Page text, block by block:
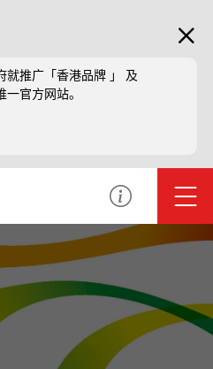
就推广「香港品牌 」 及
一官方网站。